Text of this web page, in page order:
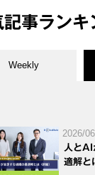
記事ランキ
Weekly
2026/
人とAI
適解と